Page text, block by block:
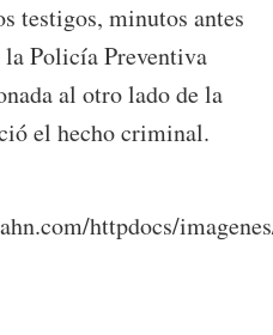
testigos, minutos antes
Policía Preventiva
al otro lado de la
el hecho criminal.